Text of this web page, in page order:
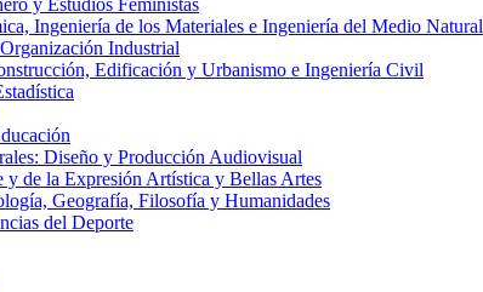
y Estudios Feministas
Ingeniería de los Materiales e Ingeniería del Medio Natural
Industrial
Edificación y Urbanismo e Ingeniería Civil
Diseño y Producción Audiovisual
y de la Expresión Artística y Bellas Artes
Geografía, Filosofía y Humanidades
del Deporte